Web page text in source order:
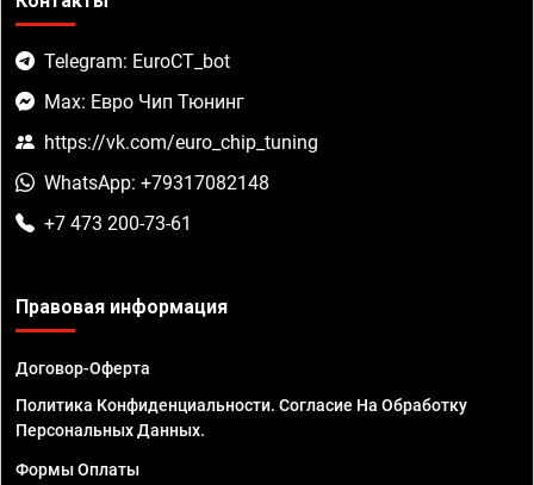
Telegram: EuroCT_bot
Max: Евро Чип Тюнинг
https://vk.com/euro_chip_tuning
WhatsApp: +79317082148
+7 473 200-73-61
Правовая информация
Договор-Оферта
Политика Конфиденциальности. Согласие На Обработку
Персональных Данных.
Формы Оплаты